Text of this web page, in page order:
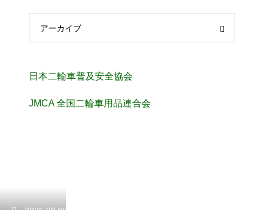
アーカイブ
日本二輪車普及安全協会
JMCA 全国二輪車用品連合会